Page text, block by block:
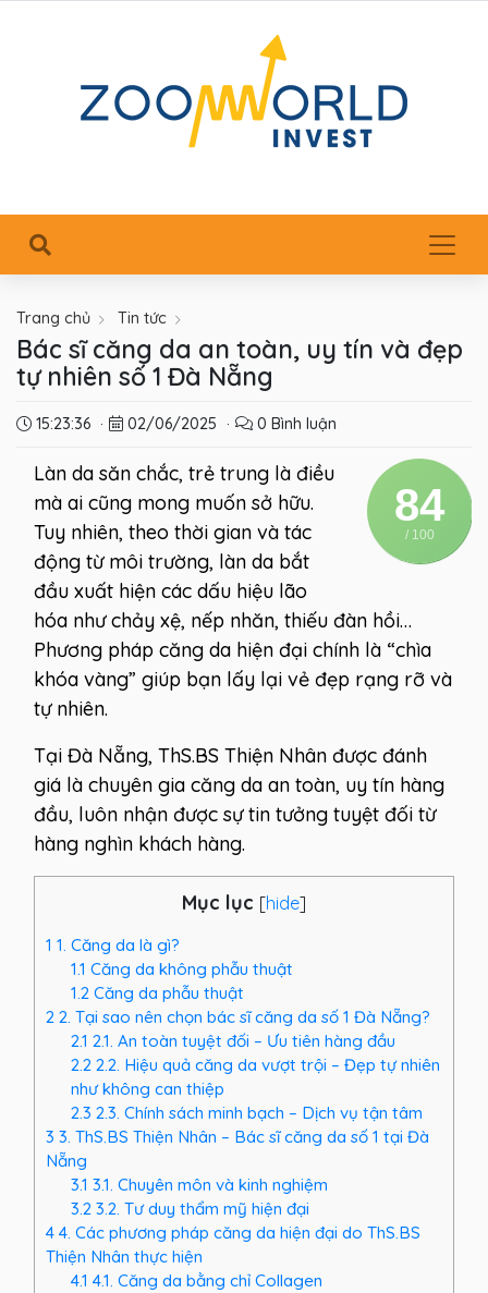
Trang chủ Tin tức
Bác sĩ căng da an toàn, uy tín và đẹp
tự nhiên số 1 Đà Nẵng
15:23:36 · 02/06/2025 · 0 Bình luận
84
/ 100
Làn da săn chắc, trẻ trung là điều
mà ai cũng mong muốn sở hữu.
Tuy nhiên, theo thời gian và tác
động từ môi trường, làn da bắt
đầu xuất hiện các dấu hiệu lão
hóa như chảy xệ, nếp nhăn, thiếu đàn hồi…
Phương pháp căng da hiện đại chính là “chìa
khóa vàng” giúp bạn lấy lại vẻ đẹp rạng rỡ và
tự nhiên.
Tại Đà Nẵng, ThS.BS Thiện Nhân được đánh
giá là chuyên gia căng da an toàn, uy tín hàng
đầu, luôn nhận được sự tin tưởng tuyệt đối từ
hàng nghìn khách hàng.
Mục lục [hide]
1 1. Căng da là gì?
1.1 Căng da không phẫu thuật
1.2Căng da phẫu thuật
2 2. Tại sao nên chọn bác sĩ căng da số 1 Đà Nẵng?
2.1 2.1. An toàn tuyệt đối – Ưu tiên hàng đầu
2.22.2. Hiệu quả căng da vượt trội – Đẹp tự nhiên
như không can thiệp
2.3 2.3. Chính sách minh bạch – Dịch vụ tận tâm
3 3. ThS.BS Thiện Nhân – Bác sĩ căng da số 1 tại Đà
Nẵng
3.1 3.1. Chuyên môn và kinh nghiệm
3.23.2. Tư duy thẩm mỹ hiện đại
4 4. Các phương pháp căng da hiện đại do ThS.BS
Thiện Nhân thực hiện
4.1 4.1. Căng da bằng chỉ Collagen